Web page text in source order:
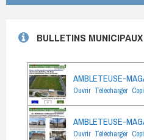
BULLETINS MUNICIPAUX
AMBLETEUSE-
Ouvrir Télécharger
AMBLETEUSE-
Ouvrir Télécharger